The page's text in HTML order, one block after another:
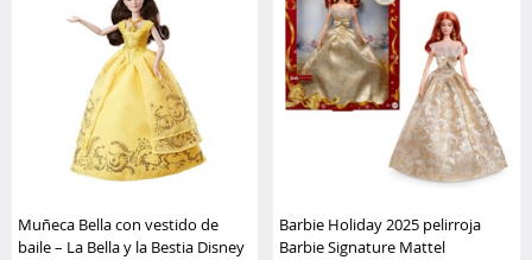
Muñeca Bella con vestido de
baile – La Bella y la Bestia Disney
Barbie Holiday 2025 pelirroja
Barbie Signature Mattel